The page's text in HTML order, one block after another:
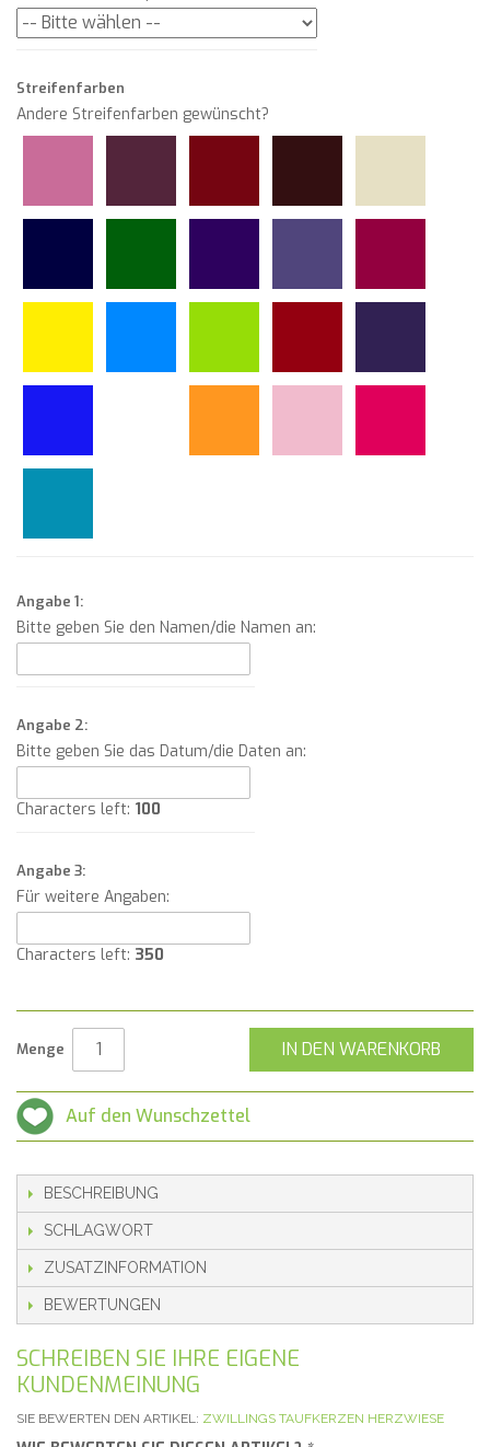
Streifenfarben
Andere Streifenfarben gewünscht?
Angabe 1:
Bitte geben Sie den Namen/die Namen an:
Angabe 2:
Bitte geben Sie das Datum/die Daten an:
Characters left: 100
Angabe 3:
Für weitere Angaben:
Characters left: 350
Menge IN DEN WARENKORB
Auf den Wunschzettel
BESCHREIBUNG
SCHLAGWORT
ZUSATZINFORMATION
BEWERTUNGEN
SCHREIBEN SIE IHRE EIGENE
KUNDENMEINUNG
SIE BEWERTEN DEN ARTIKEL: ZWILLINGS TAUFKERZEN HERZWIESE